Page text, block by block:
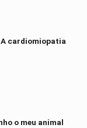
cardiomiopatia
o meu animal